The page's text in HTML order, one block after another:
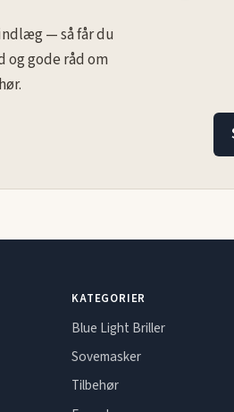
— så får du
gode råd om
KATEGORIER
Blue Light Briller
Sovemasker
Tilbehør